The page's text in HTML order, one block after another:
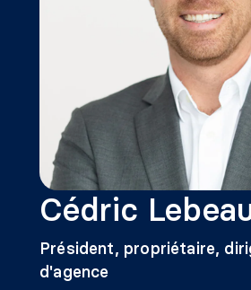
Cédric
Président, propriétaire,
d'agence